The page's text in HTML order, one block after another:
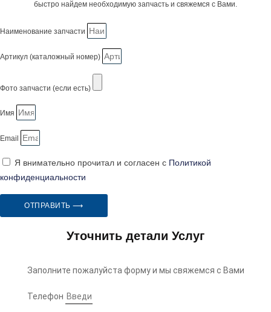
быстро найдем необходимую запчасть и свяжемся с Вами.
Наименование запчасти
Артикул (каталожный номер)
Фото запчасти (если есть)
Имя
Email
Я внимательно прочитал и согласен с Политикой
конфиденциальности
ОТПРАВИТЬ ⟶
Уточнить детали Услуг
Заполните пожалуйста форму и мы свяжемся с Вами
Телефон